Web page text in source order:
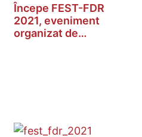
Începe FEST-FDR
2021, eveniment
organizat de